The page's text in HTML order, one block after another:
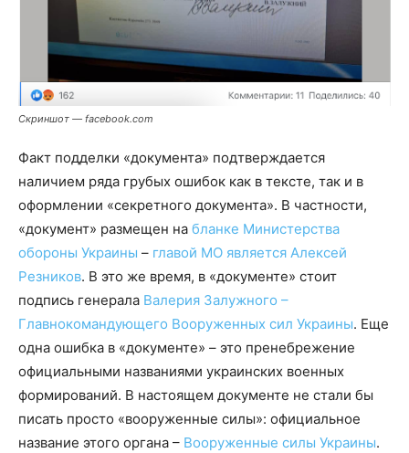
Скриншот — facebook.com
Факт подделки «документа» подтверждается
наличием ряда грубых ошибок как в тексте, так и в
оформлении «секретного документа». В частности,
«документ» размещен на бланке Министерства
обороны Украины – главой МО является Алексей
Резников. В это же время, в «документе» стоит
подпись генерала Валерия Залужного –
Главнокомандующего Вооруженных сил Украины. Еще
одна ошибка в «документе» – это пренебрежение
официальными названиями украинских военных
формирований. В настоящем документе не стали бы
писать просто «вооруженные силы»: официальное
название этого органа – Вооруженные силы Украины.